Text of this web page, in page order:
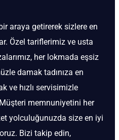
araya getirerek sizlere en
Özel tariflerimiz ve usta
her lokmada eşsiz
damak tadınıza en
ve hızlı servisimizle
memnuniyetini her
yolculuğunuzda size en iyi
Bizi takip edin,